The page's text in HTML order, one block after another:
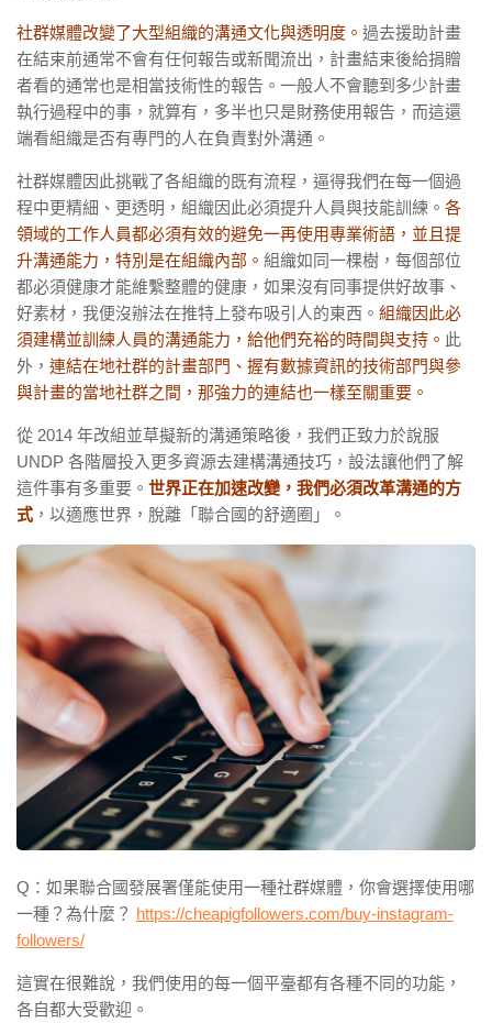
社群媒體改變了大型組織的溝通文化與透明度。 過去援助計畫
在結束前通常不會有任何報告或新聞流出，計畫結束後給捐贈
者看的通常也是相當技術性的報告。一般人不會聽到多少計畫
執行過程中的事，就算有，多半也只是財務使用報告，而這還
端看組織是否有專門的人在負責對外溝通。
社群媒體因此挑戰了各組織的既有流程，逼得我們在每一個過
程中更精細、更透明，組織因此必須提升人員與技能訓練。 各
領域的工作人員都必須有效的避免一再使用專業術語，並且提
升溝通能力，特別是在組織內部。 組織如同一棵樹，每個部位
都必須健康才能維繫整體的健康，如果沒有同事提供好故事、
好素材，我便沒辦法在推特上發布吸引人的東西。 組織因此必
須建構並訓練人員的溝通能力，給他們充裕的時間與支持。 此
外， 連結在地社群的計畫部門、握有數據資訊的技術部門與參
與計畫的當地社群之間，那強力的連結也一樣至關重要。
從 2014 年改組並草擬新的溝通策略後，我們正致力於說服
UNDP 各階層投入更多資源去建構溝通技巧，設法讓他們了解
這件事有多重要。 世界正在加速改變，我們必須改革溝通的方
式 ，以適應世界，脫離「聯合國的舒適圈」。
Q：如果聯合國發展署僅能使用一種社群媒體，你會選擇使用哪
一種？為什麼？ https://cheapigfollowers.com/buy-instagram-
followers/
這實在很難說，我們使用的每一個平臺都有各種不同的功能，
各自都大受歡迎。